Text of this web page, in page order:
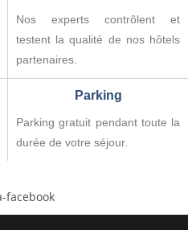
Nos experts contrôlent et
testent la qualité de nos hôtels
partenaires.
Parking
Parking gratuit pendant toute la
durée de votre séjour.